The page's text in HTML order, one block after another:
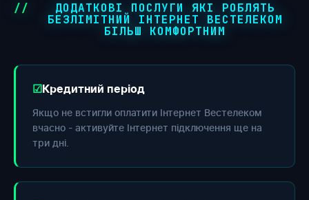
ДОДАТКОВІ ПОСЛУГИ ЯКІ РОБЛЯТЬ
БЕЗЛІМІТНИЙ ІНТЕРНЕТ ВЕСТЕЛЕКОМ
БІЛЬШ КОМФОРТНИМ
Кредитний період
Якщо не встигли оплатити Інтернет Вестелеком
вчасно - активуйте Інтернет підключення ще на
три дні.